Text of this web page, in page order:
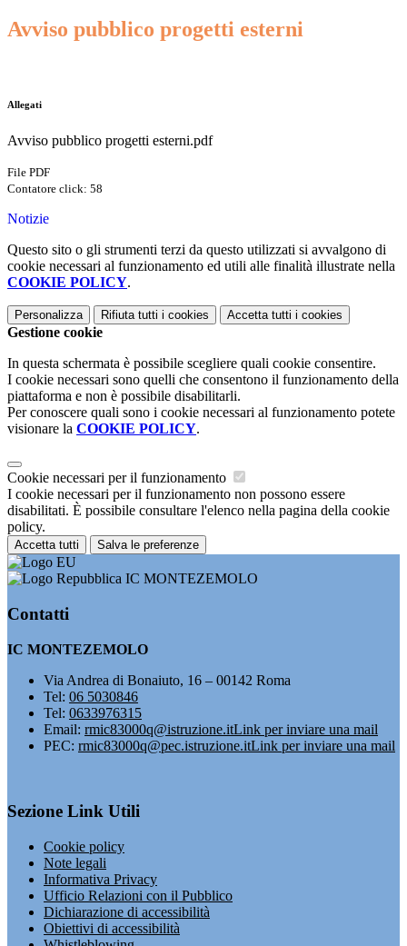
Avviso pubblico progetti esterni
Allegati
Avviso pubblico progetti esterni.pdf
File PDF
Contatore click: 58
Notizie
Questo sito o gli strumenti terzi da questo utilizzati si avvalgono di
cookie necessari al funzionamento ed utili alle finalità illustrate nella
COOKIE POLICY.
Personalizza Rifiuta tutti i cookies Accetta tutti i cookies
Gestione cookie
In questa schermata è possibile scegliere quali cookie consentire.
I cookie necessari sono quelli che consentono il funzionamento della
piattaforma e non è possibile disabilitarli.
Per conoscere quali sono i cookie necessari al funzionamento potete
visionare la COOKIE POLICY.
Cookie necessari per il funzionamento
I cookie necessari per il funzionamento non possono essere
disabilitati. È possibile consultare l'elenco nella pagina della cookie
policy.
Accetta tutti Salva le preferenze
IC MONTEZEMOLO
Contatti
IC MONTEZEMOLO
Via Andrea di Bonaiuto, 16 – 00142 Roma
Tel: 06 5030846
Tel: 0633976315
Email: rmic83000q@istruzione.itLink per inviare una mail
PEC: rmic83000q@pec.istruzione.itLink per inviare una mail
Sezione Link Utili
Cookie policy
Note legali
Informativa Privacy
Ufficio Relazioni con il Pubblico
Dichiarazione di accessibilità
Obiettivi di accessibilità